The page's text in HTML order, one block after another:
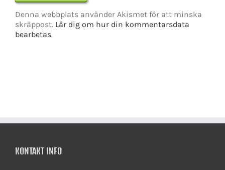
Denna webbplats använder Akismet för att minska
skräppost. Lär dig om hur din kommentarsdata
bearbetas.
KONTAKT INFO